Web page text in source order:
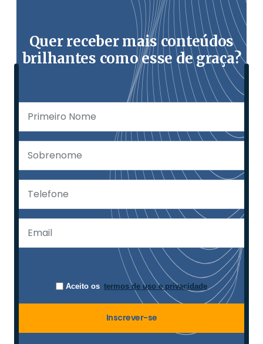
Quer receber mais conteúdos
brilhantes como esse de graça?
Aceito os termos de uso e privacidade
Inscrever-se